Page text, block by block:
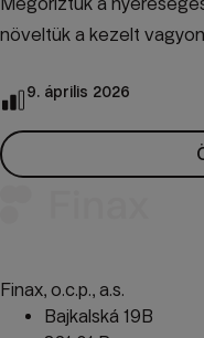
Megőriztük a
növeltük a kezelt
9. április 2026
Finax, o.c.p., a.s.
Bajkalská 19B